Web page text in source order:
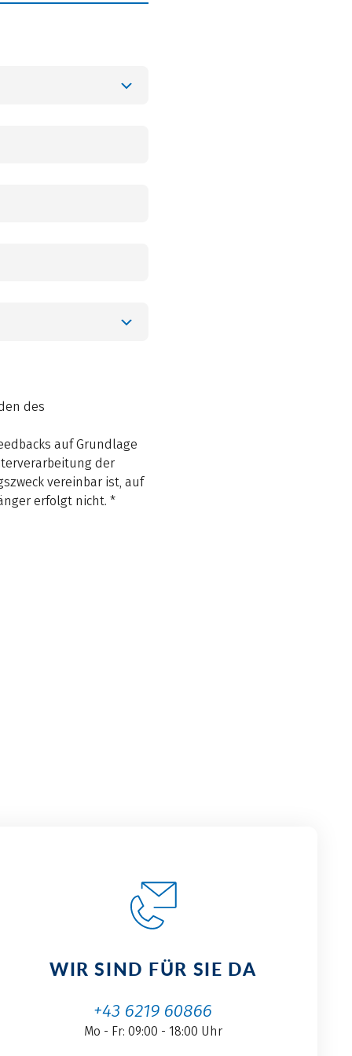
des
auf Grundlage
der
vereinbar ist, auf
erfolgt nicht. *
WIR SIND FÜR SIE DA
+43 6219 60866
Mo - Fr: 09:00 - 18:00 Uhr